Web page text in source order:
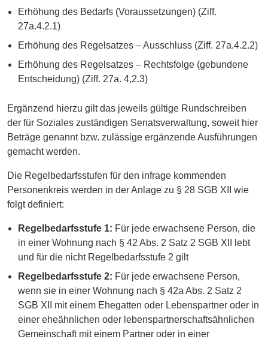
Erhöhung des Bedarfs (Voraussetzungen) (Ziff.
27a.4.2.1)
Erhöhung des Regelsatzes – Ausschluss (Ziff. 27a.4.2.2)
Erhöhung des Regelsatzes – Rechtsfolge (gebundene
Entscheidung) (Ziff. 27a. 4,2.3)
Ergänzend hierzu gilt das jeweils gültige Rundschreiben
der für Soziales zuständigen Senatsverwaltung, soweit hier
Beträge genannt bzw. zulässige ergänzende Ausführungen
gemacht werden.
Die Regelbedarfsstufen für den infrage kommenden
Personenkreis werden in der Anlage zu § 28 SGB XII wie
folgt definiert:
Regelbedarfsstufe 1: Für jede erwachsene Person, die
in einer Wohnung nach § 42 Abs. 2 Satz 2 SGB XII lebt
und für die nicht Regelbedarfsstufe 2 gilt
Regelbedarfsstufe 2: Für jede erwachsene Person,
wenn sie in einer Wohnung nach § 42a Abs. 2 Satz 2
SGB XII mit einem Ehegatten oder Lebenspartner oder in
einer eheähnlichen oder lebenspartnerschaftsähnlichen
Gemeinschaft mit einem Partner oder in einer